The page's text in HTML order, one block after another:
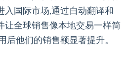
入国际市场,通过自动翻译和
让全球销售像本地交易一样简
后他们的销售额显著提升。